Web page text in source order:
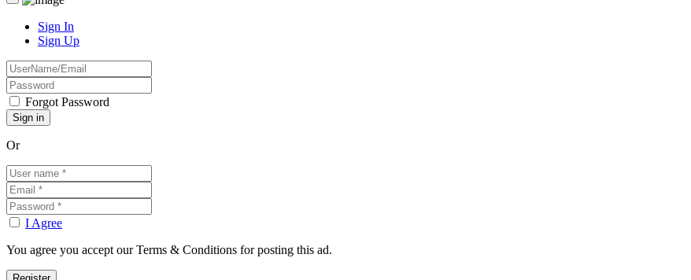
Sign In
Sign Up
Forgot Password
Or
I Agree
You agree you accept our Terms & Conditions for posting this ad.